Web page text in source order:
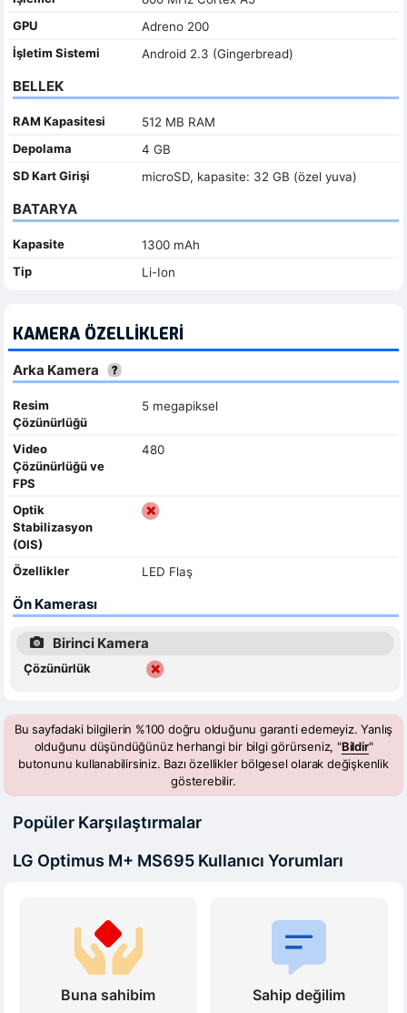
GPU
Adreno 200
İşletim Sistemi
Android 2.3 (Gingerbread)
BELLEK
RAM Kapasitesi
512 MB RAM
Depolama
4 GB
SD Kart Girişi
microSD, kapasite: 32 GB (özel yuva)
BATARYA
Kapasite
1300 mAh
Tip
Li-Ion
KAMERA ÖZELLIKLERI
Arka Kamera
Resim
Çözünürlüğü
5 megapiksel
Video
Çözünürlüğü ve
FPS
480
Optik
Stabilizasyon
(OIS)
Özellikler
LED Flaş
Ön Kamerası
Birinci Kamera
Çözünürlük
Bu sayfadaki bilgilerin %100 doğru olduğunu garanti edemeyiz. Yanlış
olduğunu düşündüğünüz herhangi bir bilgi görürseniz, "Bildir"
butonunu kullanabilirsiniz. Bazı özellikler bölgesel olarak değişkenlik
gösterebilir.
Popüler Karşılaştırmalar
LG Optimus M+ MS695 Kullanıcı Yorumları
Buna sahibim Sahip değilim